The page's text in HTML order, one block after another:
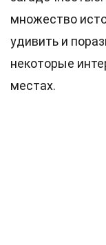
множество
удивить и
некоторые
местах.